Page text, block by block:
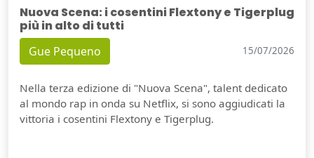
Nuova Scena: i cosentini Flextony e Tigerplug
più in alto di tutti
Gue Pequeno 15/07/2026
Nella terza edizione di "Nuova Scena", talent dedicato
al mondo rap in onda su Netflix, si sono aggiudicati la
vittoria i cosentini Flextony e Tigerplug.